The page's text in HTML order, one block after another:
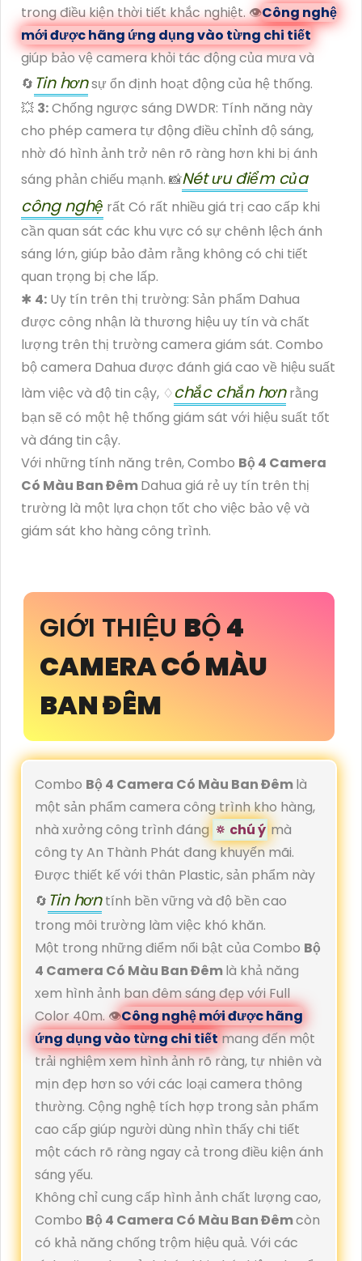
trong điều kiện thời tiết khắc nghiệt. 👁Công nghệ
mới được hãng ứng dụng vào từng chi tiết
giúp bảo vệ camera khỏi tác động của mưa và
🔄 Tin hơnsự ổn định hoạt động của hệ thống.
💥 3:Chống ngược sáng DWDR: Tính năng này
cho phép camera tự động điều chỉnh độ sáng,
nhờ đó hình ảnh trở nên rõ ràng hơn khi bị ánh
sáng phản chiếu mạnh. 📸Nét ưu điểm của
công nghệ rất Có rất nhiều giá trị cao cấp khi
cần quan sát các khu vực có sự chênh lệch ánh
sáng lớn, giúp bảo đảm rằng không có chi tiết
quan trọng bị che lấp.
✱ 4: Uy tín trên thị trường: Sản phẩm Dahua
được công nhận là thương hiệu uy tín và chất
lượng trên thị trường camera giám sát. Combo
bộ camera Dahua được đánh giá cao về hiệu suất
làm việc và độ tin cậy, ♢chắc chắn hơnrằng
bạn sẽ có một hệ thống giám sát với hiệu suất tốt
và đáng tin cậy.
Với những tính năng trên, Combo Bộ 4 Camera
Có Màu Ban ĐêmDahua giá rẻ uy tín trên thị
trường là một lựa chọn tốt cho việc bảo vệ và
giám sát kho hàng công trình.
GIỚI THIỆU BỘ 4
CAMERA CÓ MÀU
BAN ĐÊM
Combo Bộ 4 Camera Có Màu Ban Đêmlà
một sản phẩm camera công trình kho hàng,
nhà xưởng công trình đáng 🔅 chú ý mà
công ty An Thành Phát đang khuyến mãi.
Được thiết kế với thân Plastic, sản phẩm này
🔄 Tin hơntính bền vững và độ bền cao
trong môi trường làm việc khó khăn.
Một trong những điểm nổi bật của Combo Bộ
4 Camera Có Màu Ban Đêmlà khả năng
xem hình ảnh ban đêm sáng đẹp với Full
Color 40m. 👁Công nghệ mới được hãng
ứng dụng vào từng chi tiếtmang đến một
trải nghiệm xem hình ảnh rõ ràng, tự nhiên và
mịn đẹp hơn so với các loại camera thông
thường. Cộng nghệ tích hợp trong sản phẩm
cao cấp giúp người dùng nhìn thấy chi tiết
một cách rõ ràng ngay cả trong điều kiện ánh
sáng yếu.
Không chỉ cung cấp hình ảnh chất lượng cao,
Combo Bộ 4 Camera Có Màu Ban Đêmcòn
có khả năng chống trộm hiệu quả. Với các